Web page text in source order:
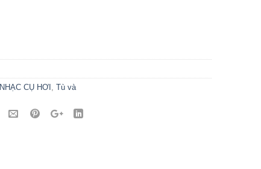
NHẠC CỤ HƠI , Tù và